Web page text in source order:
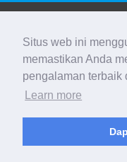
Situs web ini
memastikan Anda
pengalaman terbaik
Learn more